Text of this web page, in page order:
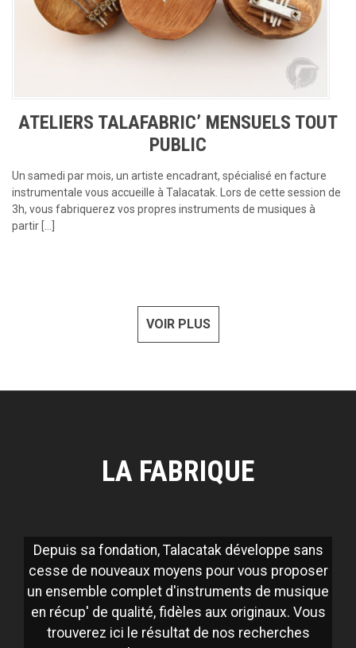
ATELIERS TALAFABRIC’ MENSUELS TOUT
PUBLIC
Un samedi par mois, un artiste encadrant, spécialisé en facture
instrumentale vous accueille à Talacatak. Lors de cette session de
3h, vous fabriquerez vos propres instruments de musiques à
partir […]
VOIR PLUS
LA FABRIQUE
Depuis sa fondation, Talacatak développe sans
cesse de nouveaux moyens pour vous proposer
un ensemble complet d'instruments de musique
en récup' de qualité, fidèles aux originaux. Vous
trouverez ici le résultat de nos recherches